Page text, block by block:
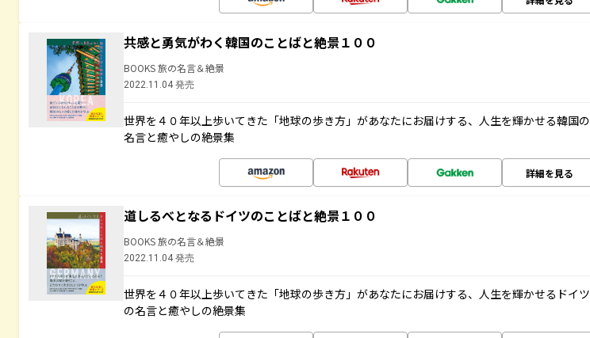
共感と勇気がわく韓国のことばと絶景１００
BOOKS 旅の名言＆絶景
2022.11.04 発売
世界を４０年以上歩いてきた「地球の歩き方」があなたにお届けする、人生を輝かせる韓国の
名言と癒やしの絶景集
詳細を見る
道しるべとなるドイツのことばと絶景１００
BOOKS 旅の名言＆絶景
2022.11.04 発売
世界を４０年以上歩いてきた「地球の歩き方」があなたにお届けする、人生を輝かせるドイツ
の名言と癒やしの絶景集